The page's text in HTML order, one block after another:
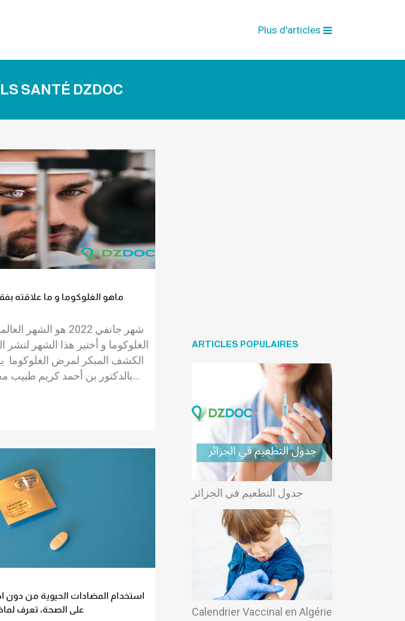
Plus d'articles
SANTÉ DZDOC
ماهو الغلوكوما و ما علاقته
الغلوكوما و أختير هذا الشهر لنشر
الكشف المبكر لمرض الغلوكوما
بالدكتور بن أحمد كريم طبيب مختص في طب...
استخدام المضادات الحيوية من دون
على الصحة، تعرف
ARTICLES POPULAIRES
جدول التطعيم في الجزائر
Calendrier Vaccinal en Algérie